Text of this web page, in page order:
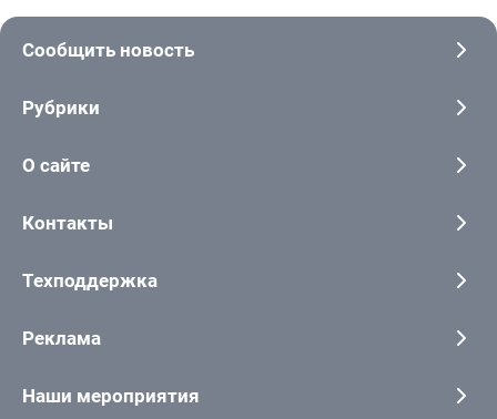
Сообщить новость
Рубрики
О сайте
Контакты
Техподдержка
Реклама
Наши мероприятия